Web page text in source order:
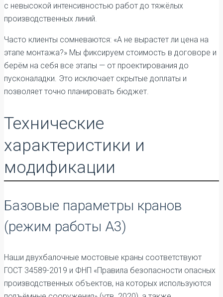
с невысокой интенсивностью работ до тяжёлых
производственных линий.
Часто клиенты сомневаются: «А не вырастет ли цена на
этапе монтажа?» Мы фиксируем стоимость в договоре и
берём на себя все этапы — от проектирования до
пусконаладки. Это исключает скрытые доплаты и
позволяет точно планировать бюджет.
Технические
характеристики и
модификации
Базовые параметры кранов
(режим работы А3)
Наши двухбалочные мостовые краны соответствуют
ГОСТ 34589-2019 и ФНП «Правила безопасности опасных
производственных объектов, на которых используются